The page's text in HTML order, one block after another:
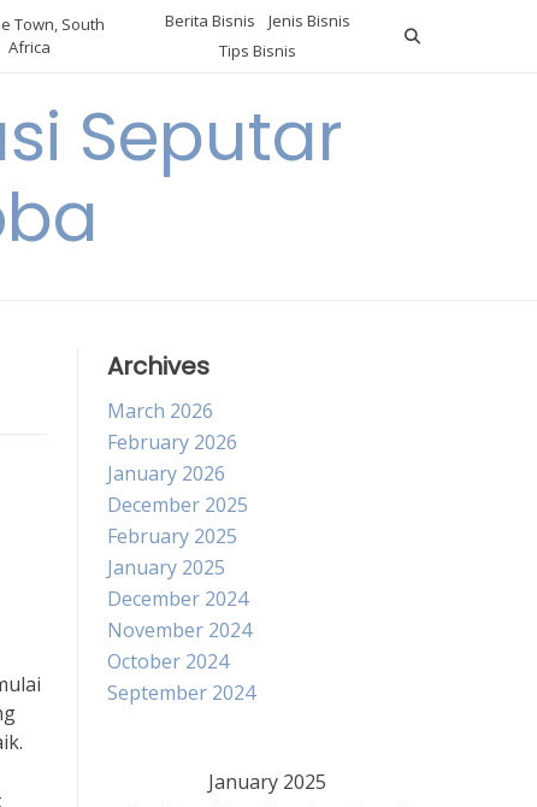
Town, South
Africa
Berita Bisnis
Jenis Bisnis
Tips Bisnis
Seputar
Archives
March 2026
February 2026
January 2026
December 2025
February 2025
January 2025
December 2024
November 2024
October 2024
September 2024
January 2025